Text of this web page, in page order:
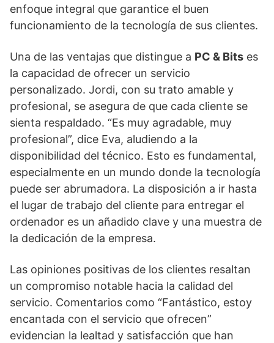
enfoque integral que garantice el buen
funcionamiento de la tecnología de sus clientes.
Una de las ventajas que distingue a PC & Bits es
la capacidad de ofrecer un servicio
personalizado. Jordi, con su trato amable y
profesional, se asegura de que cada cliente se
sienta respaldado. “Es muy agradable, muy
profesional”, dice Eva, aludiendo a la
disponibilidad del técnico. Esto es fundamental,
especialmente en un mundo donde la tecnología
puede ser abrumadora. La disposición a ir hasta
el lugar de trabajo del cliente para entregar el
ordenador es un añadido clave y una muestra de
la dedicación de la empresa.
Las opiniones positivas de los clientes resaltan
un compromiso notable hacia la calidad del
servicio. Comentarios como “Fantástico, estoy
encantada con el servicio que ofrecen”
evidencian la lealtad y satisfacción que han